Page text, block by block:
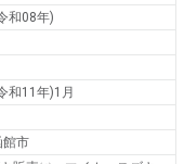
和08年)
和11年)1月
館市